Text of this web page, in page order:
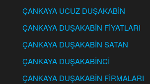
ÇANKAYA UCUZ DUŞAKABİN
ÇANKAYA DUŞAKABİN FİYATLARI
ÇANKAYA DUŞAKABİN SATAN
ÇANKAYA DUŞAKABİNCİ
ÇANKAYA DUŞAKABİN FİRMALARI